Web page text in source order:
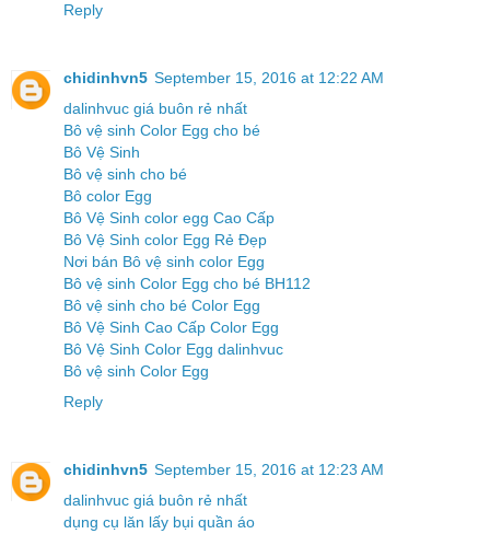
Reply
chidinhvn5 September 15, 2016 at 12:22 AM
dalinhvuc giá buôn rẻ nhất
Bô vệ sinh Color Egg cho bé
Bô Vệ Sinh
Bô vệ sinh cho bé
Bô color Egg
Bô Vệ Sinh color egg Cao Cấp
Bô Vệ Sinh color Egg Rẻ Đẹp
Nơi bán Bô vệ sinh color Egg
Bô vệ sinh Color Egg cho bé BH112
Bô vệ sinh cho bé Color Egg
Bô Vệ Sinh Cao Cấp Color Egg
Bô Vệ Sinh Color Egg dalinhvuc
Bô vệ sinh Color Egg
Reply
chidinhvn5 September 15, 2016 at 12:23 AM
dalinhvuc giá buôn rẻ nhất
dụng cụ lăn lấy bụi quần áo